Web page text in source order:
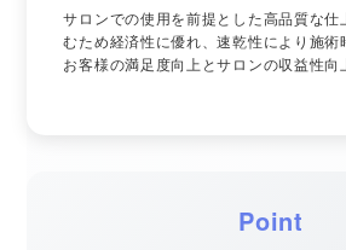
サロンでの使用を前提とした高品質な
むため経済性に優れ、速乾性により施術
お客様の満足度向上とサロンの収益性向
Point